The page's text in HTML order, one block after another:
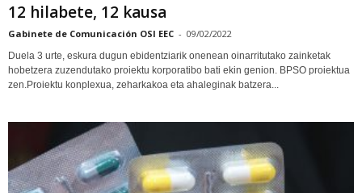
12 hilabete, 12 kausa
Gabinete de Comunicación OSI EEC - 09/02/2022
Duela 3 urte, eskura dugun ebidentziarik onenean oinarritutako zainketak
hobetzera zuzendutako proiektu korporatibo bati ekin genion. BPSO proiektua
zen.Proiektu konplexua, zeharkakoa eta ahaleginak batzera...